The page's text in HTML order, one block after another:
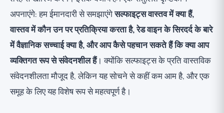
दृष्टिकोण
अपनाएंगे: हम ईमानदारी से समझाएंगेसल्फाइट्स वास्तव में क्या हैं,
वास्तव में कौन उन पर प्रतिक्रिया करता है, रेड वाइन के सिरदर्द के बारे
में वैज्ञानिक सच्चाई क्या है, और आप कैसे पहचान सकते हैं कि क्या आप
व्यक्तिगत रूप से संवेदनशील हैं। क्योंकि सल्फाइट्स के प्रति वास्तविक
संवेदनशीलता मौजूद है, लेकिन यह सोचने से कहीं कम आम है, और एक
समूह के लिए यह विशेष रूप से महत्वपूर्ण है।